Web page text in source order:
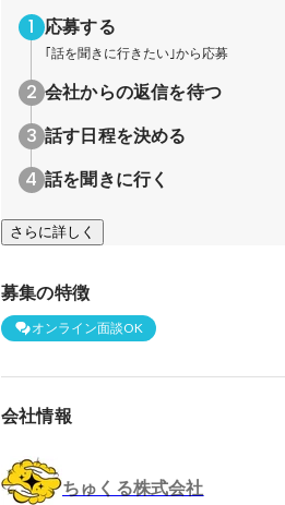
応募する
｢話を聞きに行きたい｣から応募
会社からの返信を待つ
話す日程を決める
話を聞きに行く
さらに詳しく
募集の特徴
オンライン面談OK
会社情報
ちゅくる株式会社